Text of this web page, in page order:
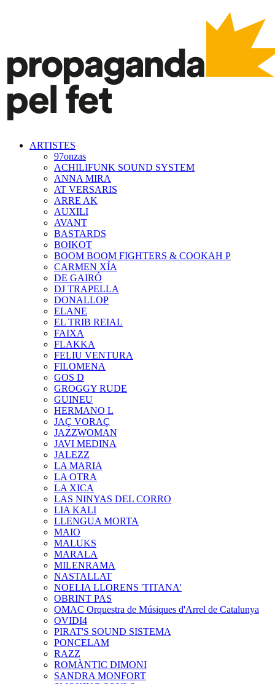
ARTISTES
97onzas
ACHILIFUNK SOUND SYSTEM
ANNA MIRA
AT VERSARIS
ARRE AK
AUXILI
AVANT
BASTARDS
BOIKOT
BOOM BOOM FIGHTERS & COOKAH P
CARMEN XÍA
DE GAIRÓ
DJ TRAPELLA
DONALLOP
ELANE
EL TRIB REIAL
FAIXA
FLAKKA
FELIU VENTURA
FILOMENA
GOS D
GROGGY RUDE
GUINEU
HERMANO L
JAÇ VORAÇ
JAZZWOMAN
JAVI MEDINA
JALEZZ
LA MARIA
LA OTRA
LA XICA
LAS NINYAS DEL CORRO
LIA KALI
LLENGUA MORTA
MAIO
MALUKS
MARALA
MILENRAMA
NASTALLAT
NOELIA LLORENS 'TITANA'
OBRINT PAS
OMAC Orquestra de Músiques d'Arrel de Catalunya
OVIDI4
PIRAT'S SOUND SISTEMA
PONCELAM
RAZZ
ROMÀNTIC DIMONI
SANDRA MONFORT